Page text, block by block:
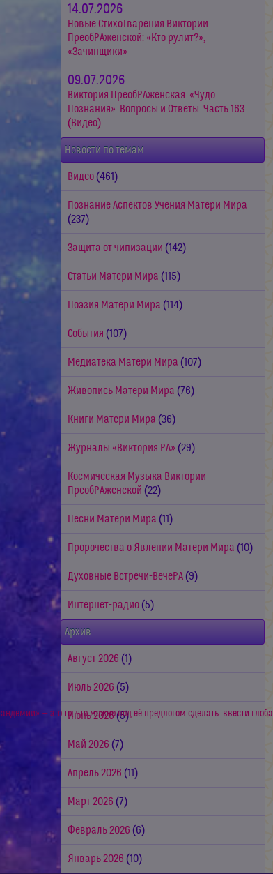
14.07.2026
Новые СтихоТварения Виктории
ПреобРАженской: «Кто рулит?»,
«Зачинщики»
09.07.2026
Виктория ПреобРАженская. «Чудо
Познания». Вопросы и Ответы. Часть 163
(Видео)
Новости по темам
Видео (461)
Познание Аспектов Учения Матери Мира
(237)
Защита от чипизации (142)
Статьи Матери Мира (115)
Поэзия Матери Мира (114)
События (107)
Медиатека Матери Мира (107)
Живопись Матери Мира (76)
Книги Матери Мира (36)
Журналы «Виктория РА» (29)
Космическая Музыка Виктории
ПреобРАженской (22)
Песни Матери Мира (11)
Пророчества о Явлении Матери Мира (10)
Духовные Встречи-ВечеРА (9)
Интернет-радио (5)
Архив
Август 2026 (1)
Июль 2026 (5)
Июнь 2026 (5)
Май 2026 (7)
Апрель 2026 (11)
Март 2026 (7)
Февраль 2026 (6)
Январь 2026 (10)
— это то, что можно под её предлогом сделать: ввести